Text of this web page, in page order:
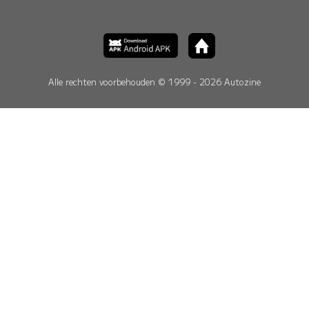
Alle rechten voorbehouden © 1999 - 2026 Autozine